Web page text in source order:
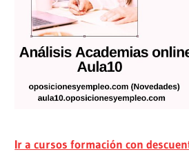
Ir a cursos formación con